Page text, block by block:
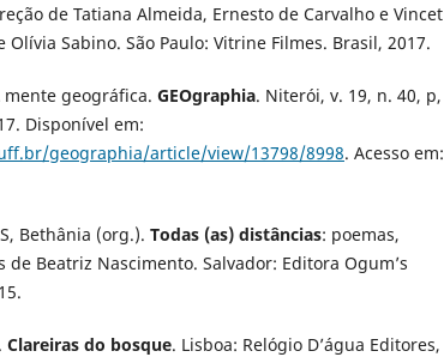
de Tatiana Almeida, Ernesto de Carvalho e Vincet
Sabino. São Paulo: Vitrine Filmes. Brasil, 2017.
mente geográfica. GEOgraphia. Niterói, v. 19, n. 40, p,
Disponível em:
geographia/article/view/13798/8998. Acesso em:
Bethânia (org.). Todas (as) distâncias: poemas,
de Beatriz Nascimento. Salvador: Editora Ogum’s
Clareiras do bosque. Lisboa: Relógio D’água Editores,